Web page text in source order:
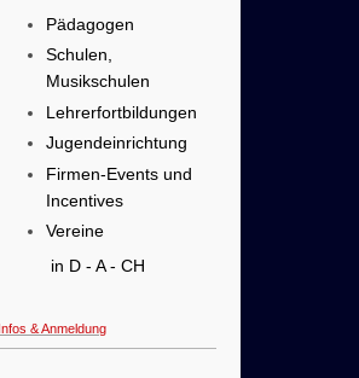
Pädagogen
Schulen,
Musikschulen
Lehrerfortbildungen
Jugendeinrichtung
Firmen-Events und
Incentives
Vereine
in D - A - CH
Infos & Anmeldung